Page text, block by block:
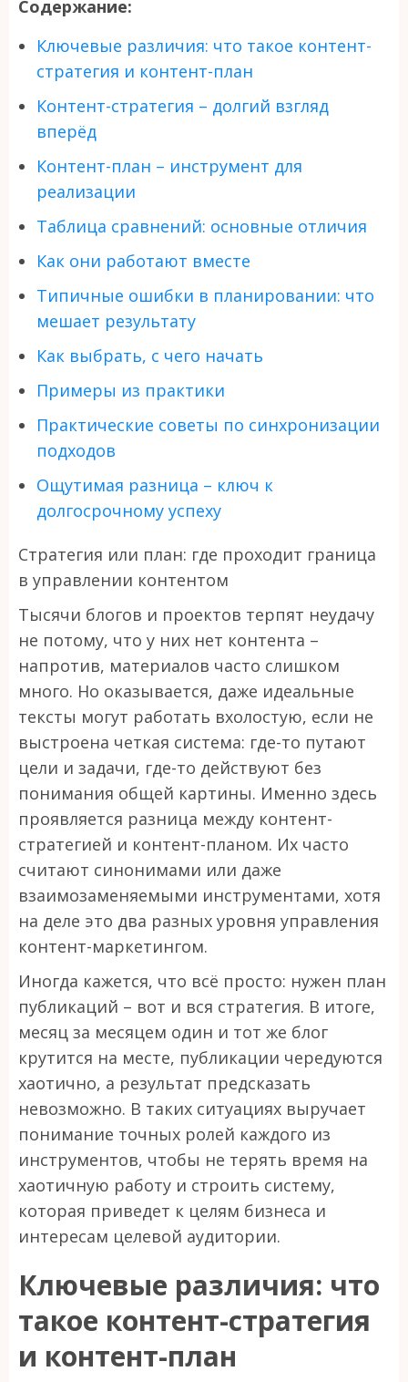
Содержание:
Ключевые различия: что такое контент-
стратегия и контент-план
Контент-стратегия – долгий взгляд
вперёд
Контент-план – инструмент для
реализации
Таблица сравнений: основные отличия
Как они работают вместе
Типичные ошибки в планировании: что
мешает результату
Как выбрать, с чего начать
Примеры из практики
Практические советы по синхронизации
подходов
Ощутимая разница – ключ к
долгосрочному успеху
Стратегия или план: где проходит граница
в управлении контентом
Тысячи блогов и проектов терпят неудачу
не потому, что у них нет контента –
напротив, материалов часто слишком
много. Но оказывается, даже идеальные
тексты могут работать вхолостую, если не
выстроена четкая система: где-то путают
цели и задачи, где-то действуют без
понимания общей картины. Именно здесь
проявляется разница между контент-
стратегией и контент-планом. Их часто
считают синонимами или даже
взаимозаменяемыми инструментами, хотя
на деле это два разных уровня управления
контент-маркетингом.
Иногда кажется, что всё просто: нужен план
публикаций – вот и вся стратегия. В итоге,
месяц за месяцем один и тот же блог
крутится на месте, публикации чередуются
хаотично, а результат предсказать
невозможно. В таких ситуациях выручает
понимание точных ролей каждого из
инструментов, чтобы не терять время на
хаотичную работу и строить систему,
которая приведет к целям бизнеса и
интересам целевой аудитории.
Ключевые различия: что
такое контент-стратегия
и контент-план